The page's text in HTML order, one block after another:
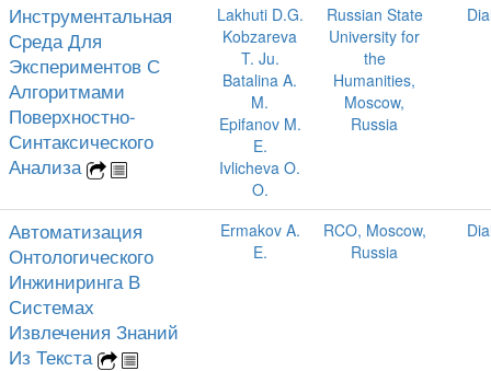
Инструментальная
Среда Для
Экспериментов С
Алгоритмами
Поверхностно-
Синтаксического
Анализа
Lakhuti D.G.
Kobzareva
T. Ju.
Batalina A.
M.
Epifanov M.
E.
Ivlicheva O.
O.
Russian State
University for
the
Humanities,
Moscow,
Russia
Автоматизация
Онтологического
Инжиниринга В
Системах
Извлечения Знаний
Из Текста
Ermakov A.
E.
RCO, Moscow,
Russia